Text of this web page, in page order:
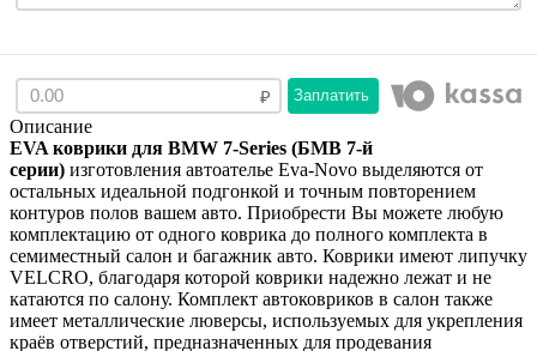
Заплатить
Описание
EVA коврики для BMW 7-Series (БМВ 7-й
серии) изготовления автоателье Eva-Novo выделяются от
остальных идеальной подгонкой и точным повторением
контуров полов вашем авто. Приобрести Вы можете любую
комплектацию от одного коврика до полного комплекта в
семиместный салон и багажник авто. Коврики имеют липучку
VELCRO, благодаря которой коврики надежно лежат и не
катаются по салону. Комплект автоковриков в салон также
имеет металлические люверсы, используемых для укрепления
краёв отверстий, предназначенных для продевания